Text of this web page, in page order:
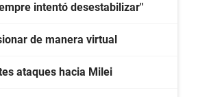
intentó desestabilizar"
de manera virtual
ataques hacia Milei